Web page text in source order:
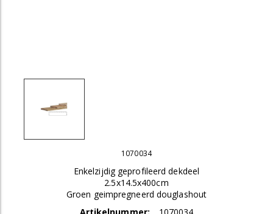
1070034
Enkelzijdig geprofileerd dekdeel
2.5x14.5x400cm
Groen geimpregneerd douglashout